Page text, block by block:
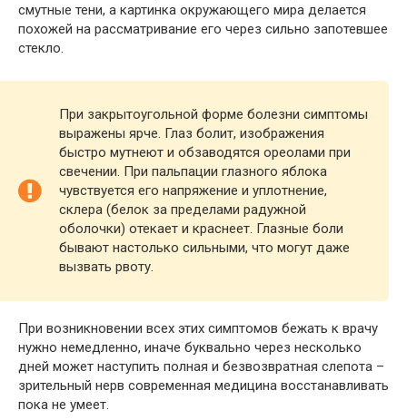
смутные тени, а картинка окружающего мира делается
похожей на рассматривание его через сильно запотевшее
стекло.
При закрытоугольной форме болезни симптомы
выражены ярче. Глаз болит, изображения
быстро мутнеют и обзаводятся ореолами при
свечении. При пальпации глазного яблока
чувствуется его напряжение и уплотнение,
склера (белок за пределами радужной
оболочки) отекает и краснеет. Глазные боли
бывают настолько сильными, что могут даже
вызвать рвоту.
При возникновении всех этих симптомов бежать к врачу
нужно немедленно, иначе буквально через несколько
дней может наступить полная и безвозвратная слепота –
зрительный нерв современная медицина восстанавливать
пока не умеет.